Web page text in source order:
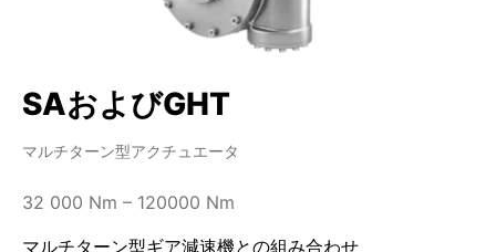
SAおよびGHT
マルチターン型アクチュエータ
32 000 Nm – 120000 Nm
マルチターン型ギア減速機との組み合わせ